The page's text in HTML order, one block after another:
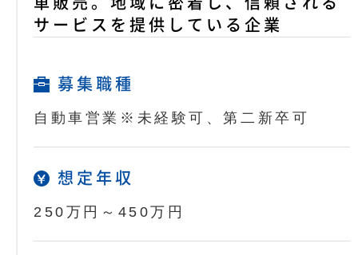
サービスを提供している企業
募集職種
自動車営業※未経験可、第二新卒可
想定年収
250万円～450万円